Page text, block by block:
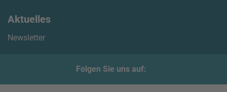
Aktuelles
Newsletter
Folgen Sie uns auf: